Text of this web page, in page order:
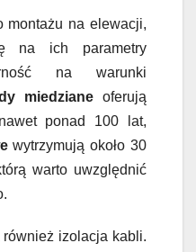
montażu na elewacji,
na ich parametry
na warunki
miedziane oferują
ponad 100 lat,
wytrzymują około 30
warto uwzględnić
izolacja kabli.